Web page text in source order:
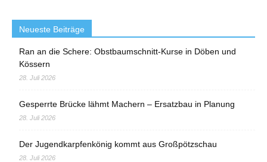
Neueste Beiträge
Ran an die Schere: Obstbaumschnitt-Kurse in Döben und
Kössern
28. Juli 2026
Gesperrte Brücke lähmt Machern – Ersatzbau in Planung
28. Juli 2026
Der Jugendkarpfenkönig kommt aus Großpötzschau
28. Juli 2026